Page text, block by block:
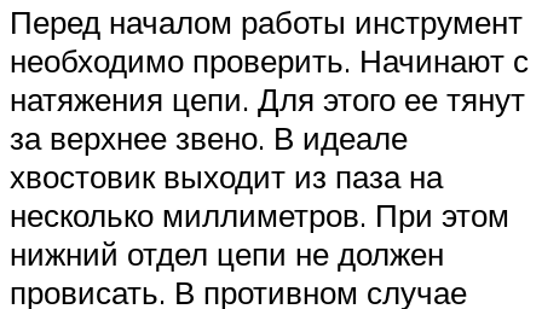
Перед началом работы инструмент
необходимо проверить. Начинают с
натяжения цепи. Для этого ее тянут
за верхнее звено. В идеале
хвостовик выходит из паза на
несколько миллиметров. При этом
нижний отдел цепи не должен
провисать. В противном случае